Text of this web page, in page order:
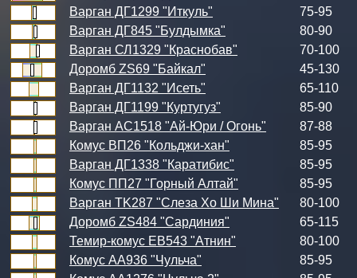
Варган ДГ1299 "Иткуль"
75-95
Варган ДГ845 "Булдымка"
80-90
Варган СЛ1329 "Краснобав"
70-100
Доромб ZS69 "Байкал"
45-130
Варган ДГ1132 "Исеть"
65-110
Варган ДГ1199 "Куртугуз"
85-90
Варган АС1518 "Ай-Юри / Огонь"
87-88
Комус ВП26 "Кольджи-хан"
85-95
Варган ДГ1338 "Каратибис"
85-95
Комус ПП27 "Горный Алтай"
85-95
Варган TK287 "Слеза Хо Ши Мина"
80-100
Доромб ZS484 "Сардиния"
65-115
Темир-комус ЕВ543 "Атнин"
80-100
Комус АА936 "Чульча"
85-95